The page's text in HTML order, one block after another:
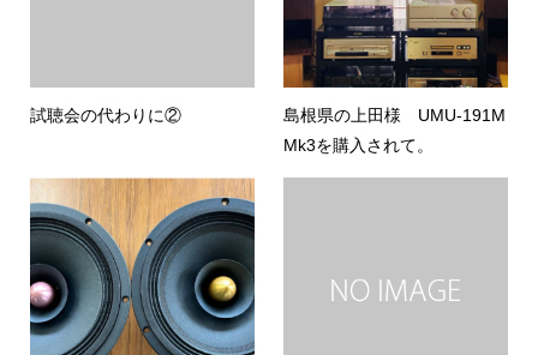
試聴会の代わりに②
島根県の上田様 UMU-191M
Mk3を購入されて。